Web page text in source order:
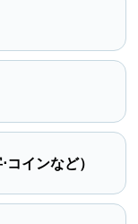
インなど）